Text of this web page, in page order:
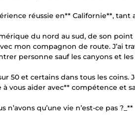
réussie en** Californie**, tant
du nord au sud, de son
mon compagnon de route. J’ai
personne sauf les canyons et les
50 et certains dans tous les
à vous aider avec** compétence et
n’avons qu’une vie n’est-ce pas ?_**